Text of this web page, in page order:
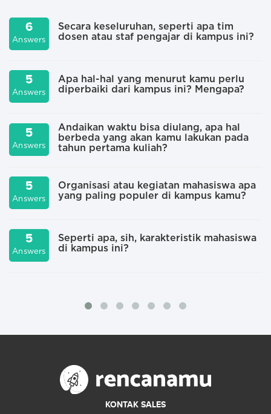
6
Answers
Secara keseluruhan, seperti apa tim
dosen atau staf pengajar di kampus ini?
5
Answers
Apa hal-hal yang menurut kamu perlu
diperbaiki dari kampus ini? Mengapa?
5
Answers
Andaikan waktu bisa diulang, apa hal
berbeda yang akan kamu lakukan pada
tahun pertama kuliah?
5
Answers
Organisasi atau kegiatan mahasiswa apa
yang paling populer di kampus kamu?
5
Answers
Seperti apa, sih, karakteristik mahasiswa
di kampus ini?
KONTAK SALES